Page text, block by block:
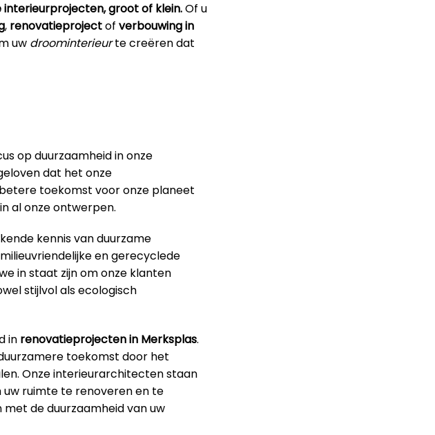
groot of klein.Of u
, renovatieprojectof verbouwing in
uw droominterieurte creëren dat
op duurzaamheid in onze
dat het onze
toekomst voor onze planeet
al onze ontwerpen.
kennis van duurzame
en gerecyclede
in staat zijn om onze klanten
stijlvol als ecologisch
in renovatieprojecten in Merksplas.
toekomst door het
Onze interieurarchitecten staan
ruimte te renoveren en te
de duurzaamheid van uw